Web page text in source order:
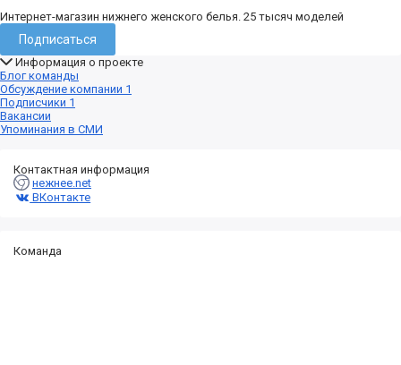
Интернет-магазин нижнего женского белья. 25 тысяч моделей
Подписаться
Информация о проекте
Блог команды
Обсуждение компании 1
Подписчики 1
Вакансии
Упоминания в СМИ
Контактная информация
нежнее.net
ВКонтакте
Команда